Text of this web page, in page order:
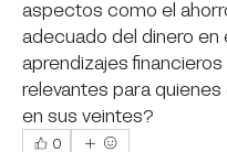
aspectos como el
adecuado del dinero en
aprendizajes
relevantes para
en sus veintes?
0